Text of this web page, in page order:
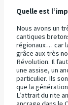
Quelle est
Nous avons un
cantiques
régionaux… car
grâce aux très
Révolution. Il
une assise, un
particulier. Ils
que la
L’attrait du rite